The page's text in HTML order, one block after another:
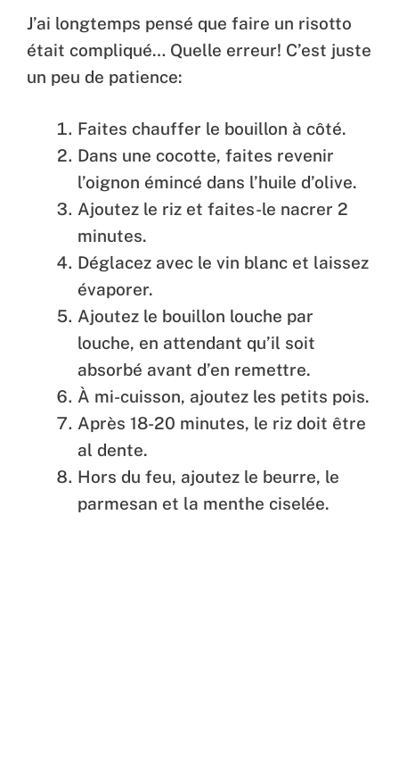
J’ai longtemps pensé que faire un risotto
était compliqué… Quelle erreur! C’est juste
un peu de patience:
Faites chauffer le bouillon à côté.
Dans une cocotte, faites revenir
l’oignon émincé dans l’huile d’olive.
Ajoutez le riz et faites-le nacrer 2
minutes.
Déglacez avec le vin blanc et laissez
évaporer.
Ajoutez le bouillon louche par
louche, en attendant qu’il soit
absorbé avant d’en remettre.
À mi-cuisson, ajoutez les petits pois.
Après 18-20 minutes, le riz doit être
al dente.
Hors du feu, ajoutez le beurre, le
parmesan et la menthe ciselée.